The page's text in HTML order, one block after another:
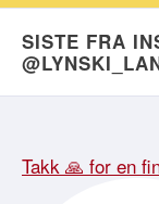
SISTE FRA
Takk 🙏 for en